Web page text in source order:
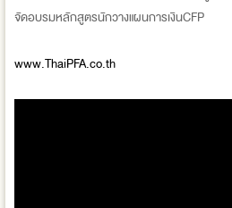
จัดอบรมหลักสูตรนักวางแผนการเงินCFP
www.ThaiPFA.co.th